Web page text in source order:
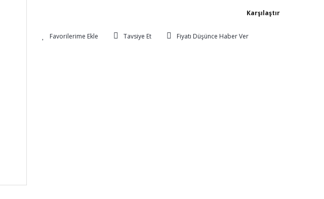
Karşılaştır
Tavsiye Et Fiyatı Düşünce Haber Ver